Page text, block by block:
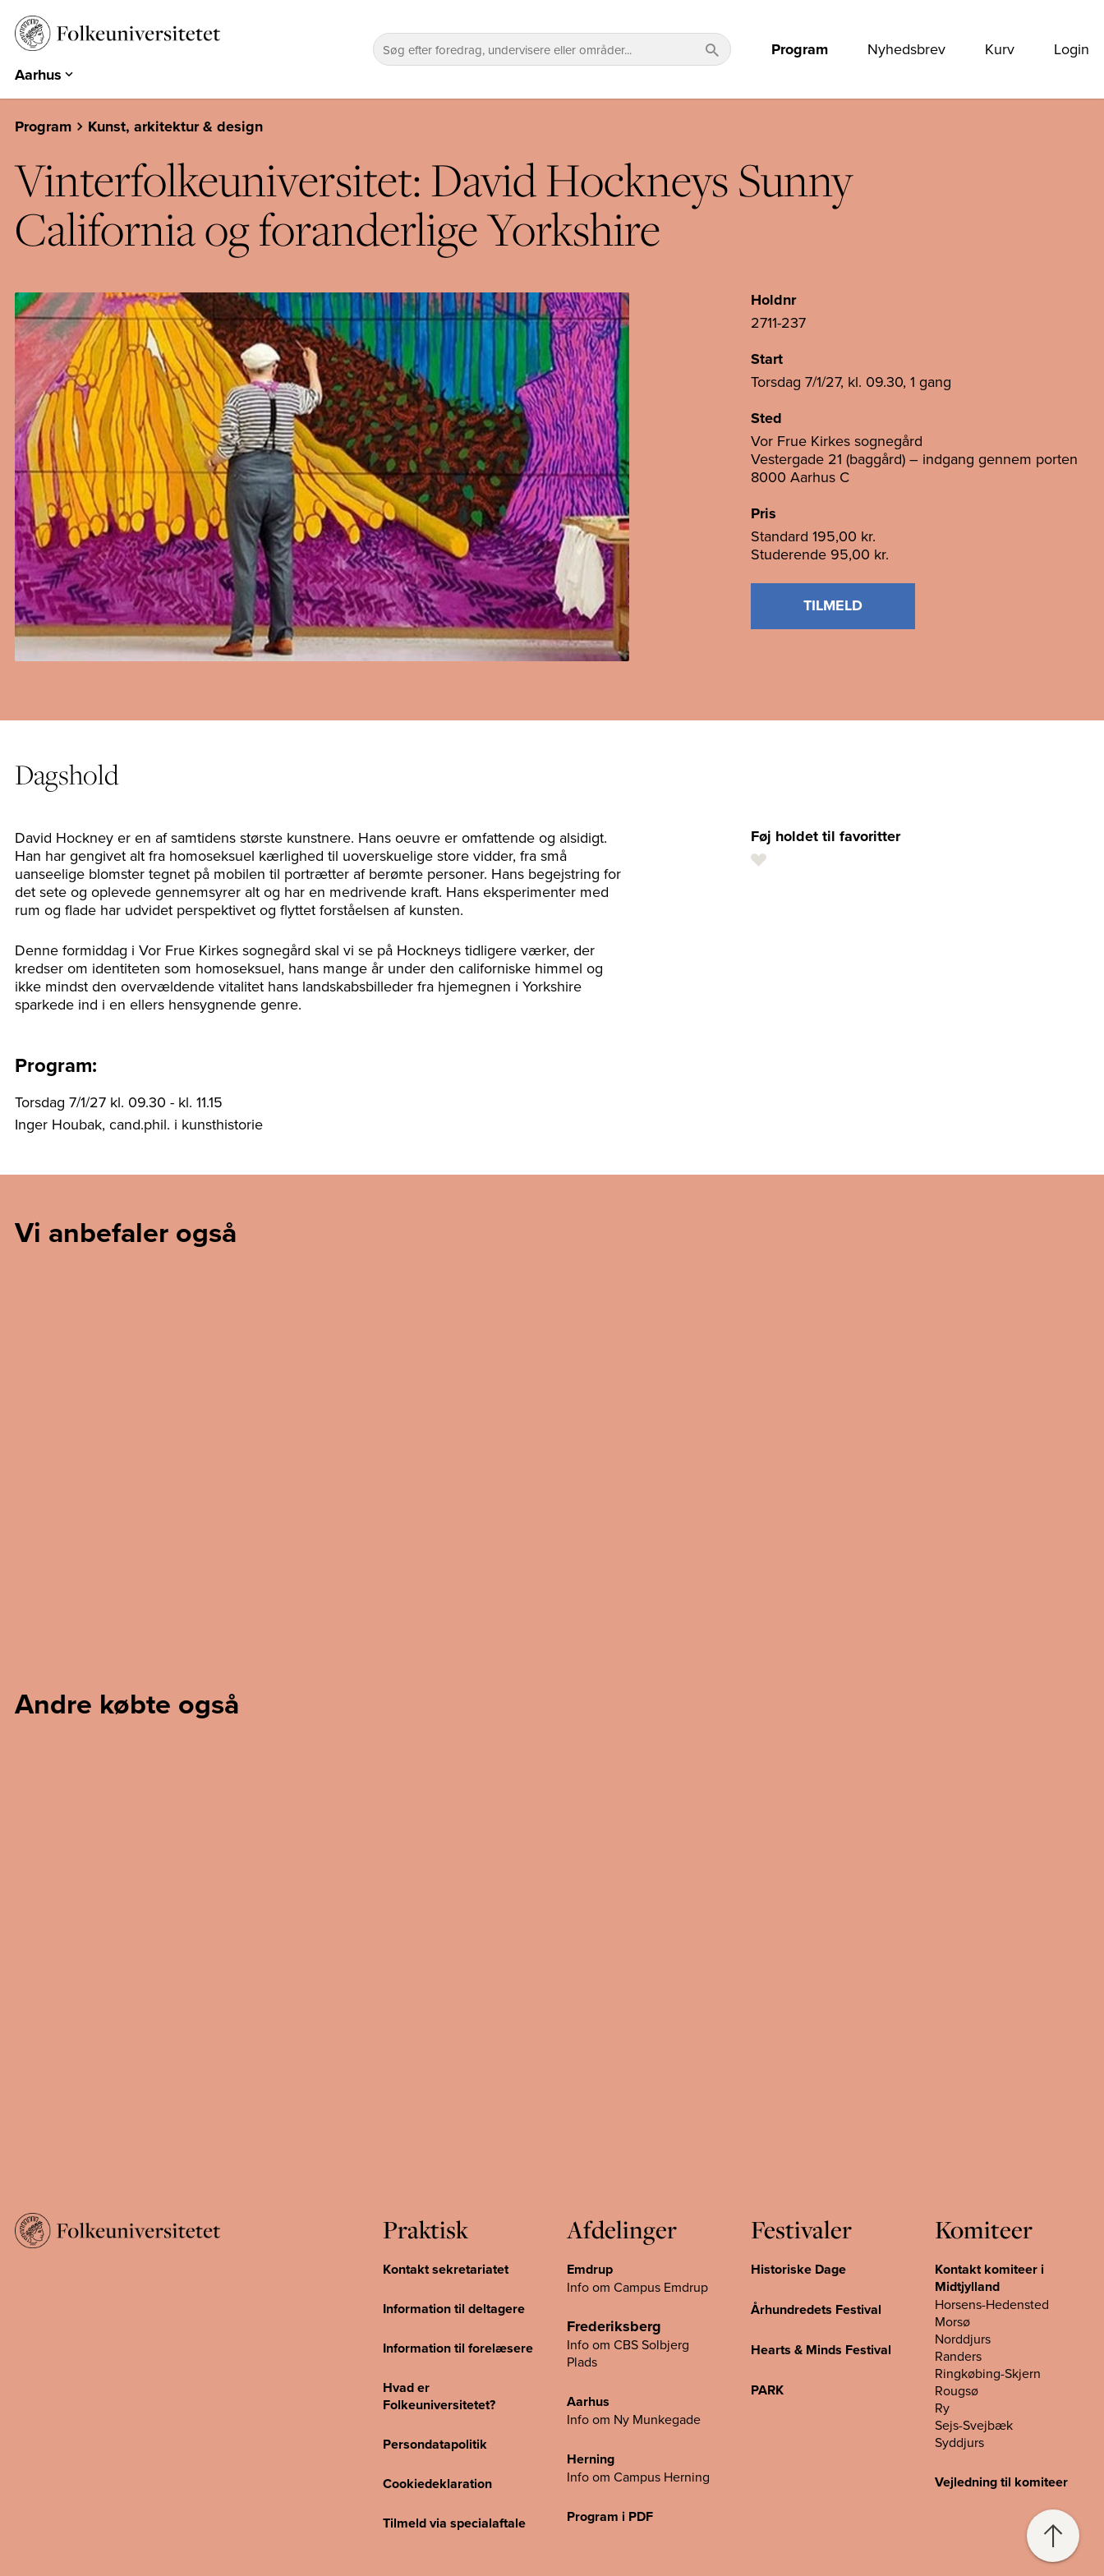
Aarhus
Aarhus
Emdrup
Hearts & Minds
Historiske Dage
PARK
Program Nyhedsbrev Kurv Login
Program Kunst, arkitektur & design
Vinterfolkeuniversitet: David Hockneys Sunny
California og foranderlige Yorkshire
Holdnr
2711-237
Start
Torsdag 7/1/27, kl. 09.30, 1 gang
Sted
Vor Frue Kirkes sognegård
Vestergade 21 (baggård) – indgang gennem porten
8000 Aarhus C
Pris
Standard 195,00 kr.
Studerende 95,00 kr.
TILMELD
Dagshold
David Hockney er en af samtidens største kunstnere. Hans oeuvre er omfattende og alsidigt.
Han har gengivet alt fra homoseksuel kærlighed til uoverskuelige store vidder, fra små
uanseelige blomster tegnet på mobilen til portrætter af berømte personer. Hans begejstring for
det sete og oplevede gennemsyrer alt og har en medrivende kraft. Hans eksperimenter med
rum og flade har udvidet perspektivet og flyttet forståelsen af kunsten.
Denne formiddag i Vor Frue Kirkes sognegård skal vi se på Hockneys tidligere værker, der
kredser om identiteten som homoseksuel, hans mange år under den californiske himmel og
ikke mindst den overvældende vitalitet hans landskabsbilleder fra hjemegnen i Yorkshire
sparkede ind i en ellers hensygnende genre.
Program:
Torsdag 7/1/27 kl. 09.30 - kl. 11.15
Inger Houbak, cand.phil. i kunsthistorie
Føj holdet til favoritter
Vi anbefaler også
Andre købte også
Praktisk
Kontakt sekretariatet
Information til deltagere
Information til forelæsere
Hvad er
Folkeuniversitetet?
Persondatapolitik
Cookiedeklaration
Tilmeld via specialaftale
Afdelinger
Emdrup
Info om Campus Emdrup
Frederiksberg
Info om CBS Solbjerg
Plads
Aarhus
Info om Ny Munkegade
Herning
Info om Campus Herning
Program i PDF
Festivaler
Historiske Dage
Århundredets Festival
Hearts & Minds Festival
PARK
Komiteer
Kontakt komiteer i
Midtjylland
Horsens-Hedensted
Morsø
Norddjurs
Randers
Ringkøbing-Skjern
Rougsø
Ry
Sejs-Svejbæk
Syddjurs
Vejledning til komiteer